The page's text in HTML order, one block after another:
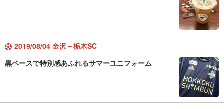
2019/08/04 金沢－栃木SC
黒ベースで特別感あふれるサマーユニフォーム